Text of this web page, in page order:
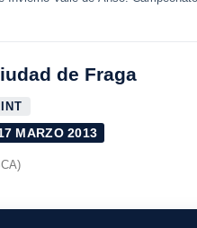
de Mad...
de Fraga
MARZO 2013